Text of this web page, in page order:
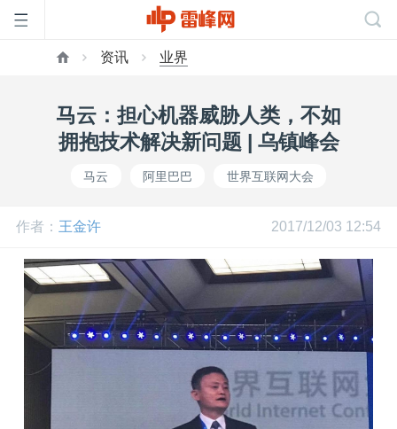
页
网
公
资讯 业界
马云：担心机器威胁人类，不如
拥抱技术解决新问题 | 乌镇峰会
马云 阿里巴巴 世界互联网大会
作者： 王金许 2017/12/03 12:54